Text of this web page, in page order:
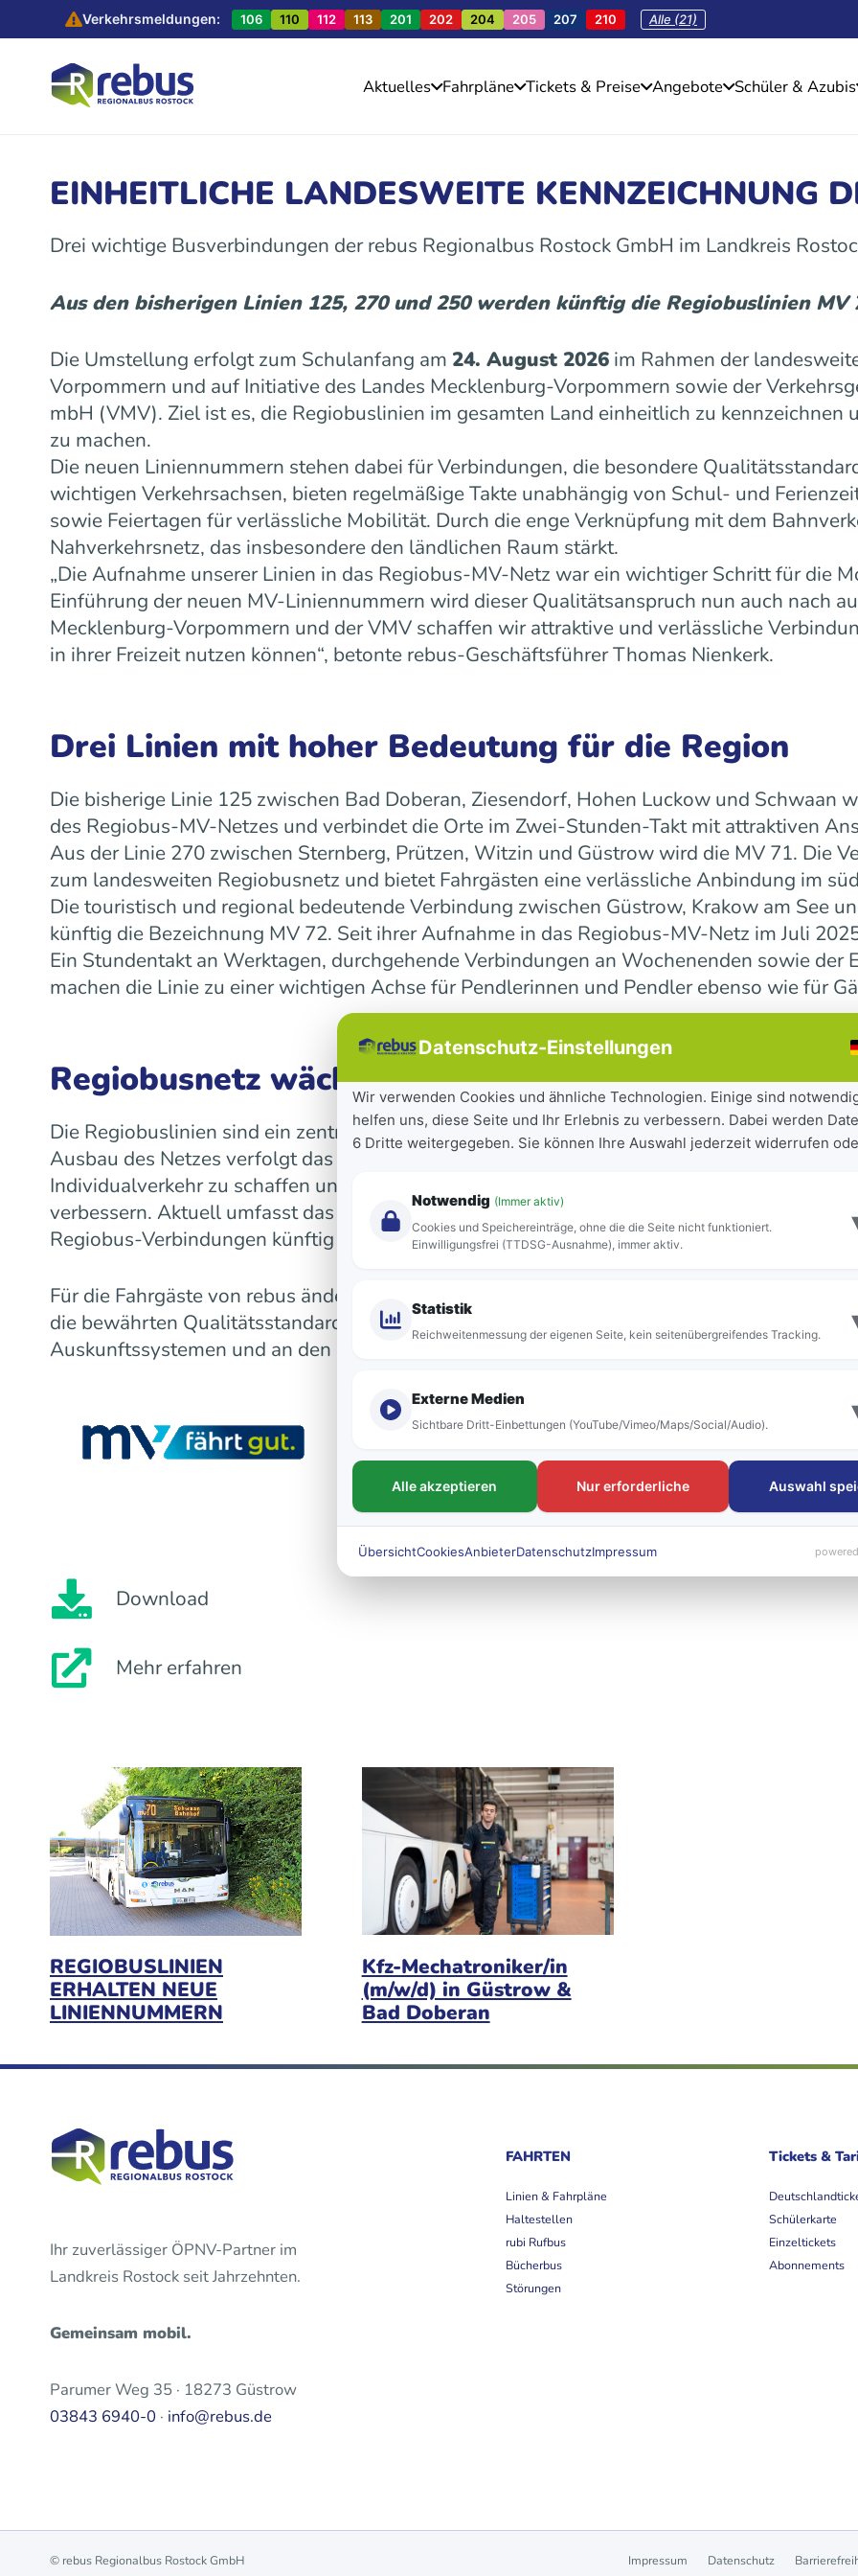
Verkehrsmeldungen: 106 110 112 113 201 202 204 205 207 210 Alle (21)
Aktuelles Fahrpläne Tickets & Preise Angebote Schüler & Azubis
EINHEITLICHE LANDESWEITE KENNZEICHNUNG
Drei wichtige Busverbindungen der rebus Regionalbus Rostock GmbH im Landkreis
Aus den bisherigen Linien 125, 270 und 250 werden künftig die Regiobuslinien MV
Die Umstellung erfolgt zum Schulanfang am 24. August 2026 im Rahmen der
Vorpommern und auf Initiative des Landes Mecklenburg-Vorpommern sowie der
mbH (VMV). Ziel ist es, die Regiobuslinien im gesamten Land einheitlich zu kennzeichnen
zu machen.
Die neuen Liniennummern stehen dabei für Verbindungen, die besondere
wichtigen Verkehrsachsen, bieten regelmäßige Takte unabhängig von Schul- und
sowie Feiertagen für verlässliche Mobilität. Durch die enge Verknüpfung mit dem
Nahverkehrsnetz, das insbesondere den ländlichen Raum stärkt.
„Die Aufnahme unserer Linien in das Regiobus-MV-Netz war ein wichtiger Schritt für die
Einführung der neuen MV-Liniennummern wird dieser Qualitätsanspruch nun auch nach
Mecklenburg-Vorpommern und der VMV schaffen wir attraktive und verlässliche
in ihrer Freizeit nutzen können“, betonte rebus-Geschäftsführer Thomas Nienkerk.
Drei Linien mit hoher Bedeutung für die Region
Die bisherige Linie 125 zwischen Bad Doberan, Ziesendorf, Hohen Luckow und Schwaan
des Regiobus-MV-Netzes und verbindet die Orte im Zwei-Stunden-Takt mit attraktiven
Aus der Linie 270 zwischen Sternberg, Prützen, Witzin und Güstrow wird die MV 71. Die
zum landesweiten Regiobusnetz und bietet Fahrgästen eine verlässliche Anbindung im
Die touristisch und regional bedeutende Verbindung zwischen Güstrow, Krakow am See
künftig die Bezeichnung MV 72. Seit ihrer Aufnahme in das Regiobus-MV-Netz im Juli
Ein Stundentakt an Werktagen, durchgehende Verbindungen an Wochenenden sowie der
machen die Linie zu einer wichtigen Achse für Pendlerinnen und Pendler ebenso wie für
Regiobusnetz wächst landesweit weiter
Die Regiobuslinien sind ein zentraler Bestandteil der seit 2023 laufenden
Ausbau des Netzes verfolgt das Land das Ziel, Städte und Gemeinden besser
Individualverkehr zu schaffen und die Mobilität für Bürgerinnen und Bürger sowie
verbessern. Aktuell umfasst das landesweite Netz 16 Regiobuslinien. Die neuen MV-
Regiobus-Verbindungen künftig auf einen Blick zu erkennen.
Für die Fahrgäste von rebus ändert sich mit der Umstellung vor allem die Bezeichnung
die bewährten Qualitätsstandards bleiben bestehen. Die neuen Liniennummern werden
Auskunftssystemen und an den Fahrzeugen sichtbar sein.
Download
Mehr erfahren
REGIOBUSLINIEN
ERHALTEN NEUE
LINIENNUMMERN
Kfz-Mechatroniker/in
(m/w/d) in Güstrow &
Bad Doberan
Ihr zuverlässiger ÖPNV-Partner im
Landkreis Rostock seit Jahrzehnten.
Gemeinsam mobil.
Parumer Weg 35 · 18273 Güstrow
03843 6940-0 · info@rebus.de
FAHRTEN
Linien & Fahrpläne
Haltestellen
rubi Rufbus
Bücherbus
Störungen
Tickets &
Schülerkarte
Einzeltickets
Abonnements
© rebus Regionalbus Rostock GmbH Impressum Datenschutz
Datenschutz-Einstellungen
Wir verwenden Cookies und ähnliche Technologien. Einige sind
helfen uns, diese Seite und Ihr Erlebnis zu verbessern. Dabei werden
6 Dritte weitergegeben. Sie können Ihre Auswahl jederzeit widerrufen
Notwendig (Immer aktiv)
Cookies und Speichereinträge, ohne die die Seite nicht funktioniert.
Einwilligungsfrei (TTDSG-Ausnahme), immer aktiv.
Statistik
Reichweitenmessung der eigenen Seite, kein seitenübergreifendes Tracking.
Externe Medien
Sichtbare Dritt-Einbettungen (YouTube/Vimeo/Maps/Social/Audio).
Alle akzeptieren Nur erforderliche Auswahl
ÜbersichtCookiesAnbieterDatenschutzImpressum